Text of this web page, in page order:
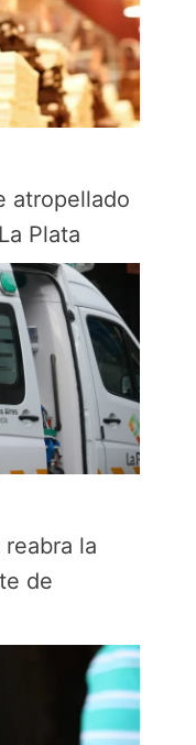
atropellado
Plata
la
de